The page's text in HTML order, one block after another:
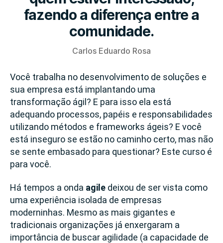
fazendo a diferença entre a
comunidade.
Carlos Eduardo Rosa
Você trabalha no desenvolvimento de soluções e
sua empresa está implantando uma
transformação ágil? E para isso ela está
adequando processos, papéis e responsabilidades
utilizando métodos e frameworks ágeis? E você
está inseguro se estão no caminho certo, mas não
se sente embasado para questionar? Este curso é
para você.
Há tempos a onda agile deixou de ser vista como
uma experiência isolada de empresas
moderninhas. Mesmo as mais gigantes e
tradicionais organizações já enxergaram a
importância de buscar agilidade (a capacidade de